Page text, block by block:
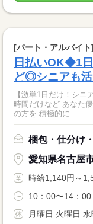
[パート・アルバイト]
日払いOK◆1
ど◎シニアも
【激単1日だけ！シニアの方活躍中！
時間だけなど あなた優先で自由
の方を 積極的に...
梱包・仕分け
愛知県名古屋
時給1,140円～
10：00〜14：
月曜日 火曜日